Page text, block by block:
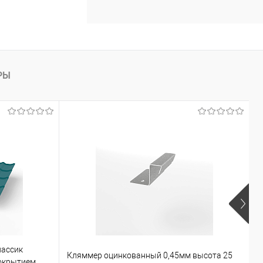
Кляммер оцинкованный 0,45мм высота 25